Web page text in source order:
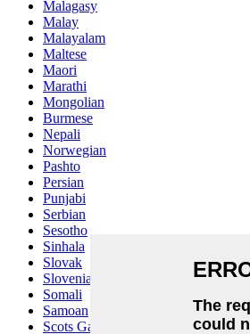
Malagasy
Malay
Malayalam
Maltese
Maori
Marathi
Mongolian
Burmese
Nepali
Norwegian
Pashto
Persian
Punjabi
Serbian
Sesotho
Sinhala
Slovak
Slovenian
Somali
Samoan
Scots Gaelic